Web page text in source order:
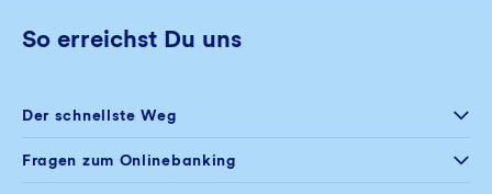
So erreichst Du uns
Der schnellste Weg
Selfservice
Fragen zum Onlinebanking